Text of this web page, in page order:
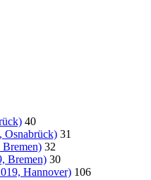
40
Osnabrück) 31
Bremen) 32
Bremen) 30
Hannover) 106